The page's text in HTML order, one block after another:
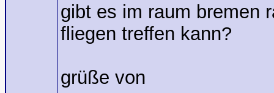
gibt es im raum bremen
fliegen treffen kann?
grüße von